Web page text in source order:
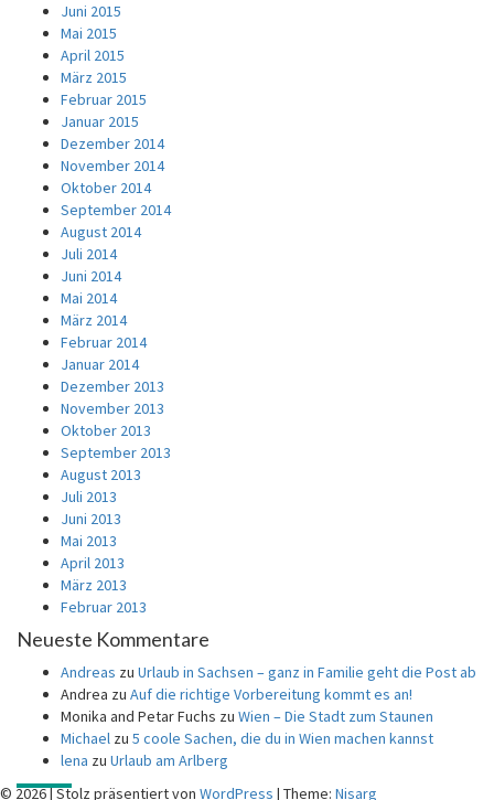
Juni 2015
Mai 2015
April 2015
März 2015
Februar 2015
Januar 2015
Dezember 2014
November 2014
Oktober 2014
September 2014
August 2014
Juli 2014
Juni 2014
Mai 2014
März 2014
Februar 2014
Januar 2014
Dezember 2013
November 2013
Oktober 2013
September 2013
August 2013
Juli 2013
Juni 2013
Mai 2013
April 2013
März 2013
Februar 2013
Neueste Kommentare
Andreas zu Urlaub in Sachsen – ganz in Familie geht die Post ab
Andrea zu Auf die richtige Vorbereitung kommt es an!
Monika and Petar Fuchs zu Wien – Die Stadt zum Staunen
Michael zu 5 coole Sachen, die du in Wien machen kannst
lena zu Urlaub am Arlberg
© 2026|Stolz präsentiert von WordPress | Theme: Nisarg